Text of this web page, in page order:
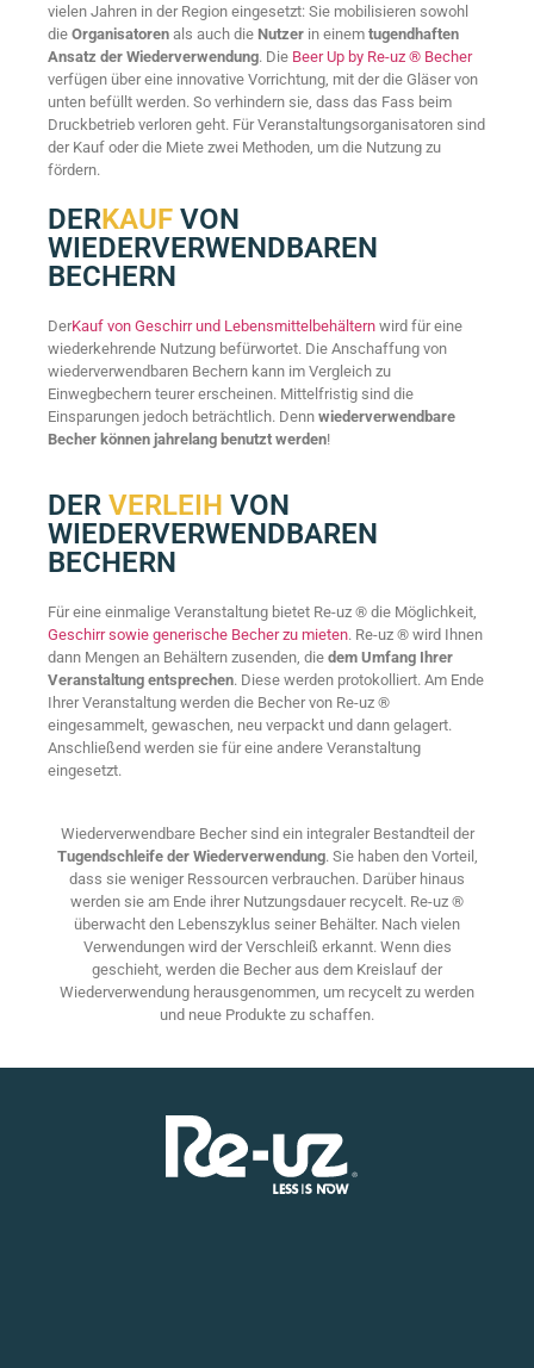
vielen Jahren in der Region eingesetzt: Sie mobilisieren sowohl
die Organisatoren als auch die Nutzer in einem tugendhaften
Ansatz der Wiederverwendung. Die Beer Up by Re-uz ® Becher
verfügen über eine innovative Vorrichtung, mit der die Gläser von
unten befüllt werden. So verhindern sie, dass das Fass beim
Druckbetrieb verloren geht. Für Veranstaltungsorganisatoren sind
der Kauf oder die Miete zwei Methoden, um die Nutzung zu
fördern.
DERKAUF VON
WIEDERVERWENDBAREN
BECHERN
DerKauf von Geschirr und Lebensmittelbehältern wird für eine
wiederkehrende Nutzung befürwortet. Die Anschaffung von
wiederverwendbaren Bechern kann im Vergleich zu
Einwegbechern teurer erscheinen. Mittelfristig sind die
Einsparungen jedoch beträchtlich. Denn wiederverwendbare
Becher können jahrelang benutzt werden!
DER VERLEIH VON
WIEDERVERWENDBAREN
BECHERN
Für eine einmalige Veranstaltung bietet Re-uz ® die Möglichkeit,
Geschirr sowie generische Becher zu mieten. Re-uz ® wird Ihnen
dann Mengen an Behältern zusenden, die dem Umfang Ihrer
Veranstaltung entsprechen. Diese werden protokolliert. Am Ende
Ihrer Veranstaltung werden die Becher von Re-uz ®
eingesammelt, gewaschen, neu verpackt und dann gelagert.
Anschließend werden sie für eine andere Veranstaltung
eingesetzt.
Wiederverwendbare Becher sind ein integraler Bestandteil der
Tugendschleife der Wiederverwendung. Sie haben den Vorteil,
dass sie weniger Ressourcen verbrauchen. Darüber hinaus
werden sie am Ende ihrer Nutzungsdauer recycelt. Re-uz ®
überwacht den Lebenszyklus seiner Behälter. Nach vielen
Verwendungen wird der Verschleiß erkannt. Wenn dies
geschieht, werden die Becher aus dem Kreislauf der
Wiederverwendung herausgenommen, um recycelt zu werden
und neue Produkte zu schaffen.